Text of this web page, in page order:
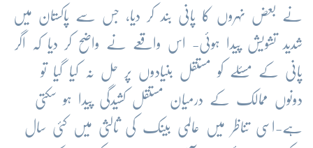
نے بعض نہروں کا پانی بند کر دیا، جس سے پاکستان میں
شدید تشویش پیدا ہوئی- اس واقعے نے واضح کر دیا کہ اگر
پانی کے مسئلے کو مستقل بنیادوں پر حل نہ کیا گیا تو
دونوں ممالک کے درمیان مستقل کشیدگی پیدا ہو سکتی
ہے-اسی تناظر میں عالمی بینک کی ثالثی میں کئی سال